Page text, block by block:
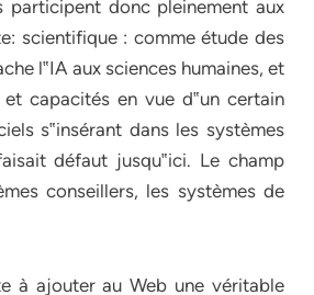
participent donc pleinement aux
scientifique : comme étude des
l‟IA aux sciences humaines, et
capacités en vue d‟un certain
s‟insérant dans les systèmes
défaut jusqu‟ici. Le champ
conseillers, les systèmes de
à ajouter au Web une véritable